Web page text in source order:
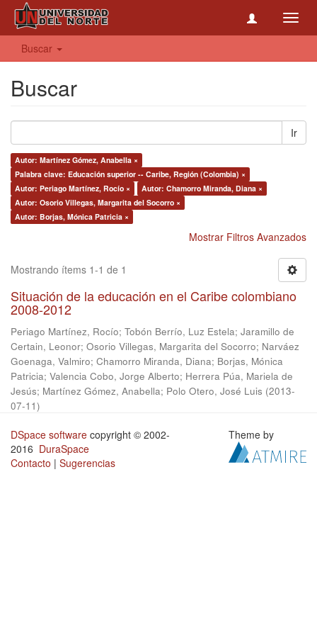
Buscar
Buscar
Ir
Autor: Martínez Gómez, Anabella ×
Palabra clave: Educación superior -- Caribe, Región (Colombia) ×
Autor: Periago Martínez, Rocío ×
Autor: Chamorro Miranda, Diana ×
Autor: Osorio Villegas, Margarita del Socorro ×
Autor: Borjas, Mónica Patricia ×
Mostrar Filtros Avanzados
Mostrando ítems 1-1 de 1
Situación de la educación en el Caribe colombiano
2008-2012
Periago Martínez, Rocío; Tobón Berrío, Luz Estela; Jaramillo de
Certain, Leonor; Osorio Villegas, Margarita del Socorro; Narváez
Goenaga, Valmiro; Chamorro Miranda, Diana; Borjas, Mónica
Patricia; Valencia Cobo, Jorge Alberto; Herrera Púa, Mariela de
Jesús; Martínez Gómez, Anabella; Polo Otero, José Luis (2013-
07-11)
DSpace software copyright © 2002-
2016 DuraSpace
Contacto | Sugerencias
Theme by